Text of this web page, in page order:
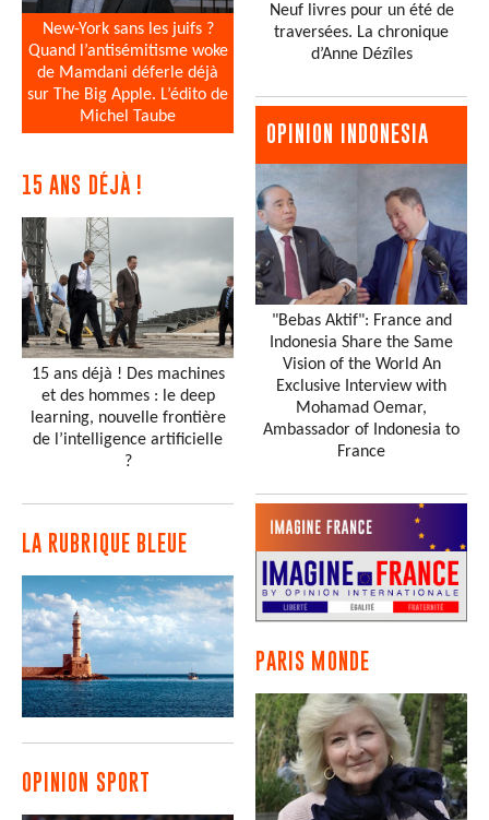
New-York sans les juifs ?
Quand l’antisémitisme woke
de Mamdani déferle déjà
sur The Big Apple. L’édito de
Michel Taube
15 ANS DÉJÀ !
15 ans déjà ! Des machines
et des hommes : le deep
learning, nouvelle frontière
de l’intelligence artificielle
?
LA RUBRIQUE BLEUE
OPINION SPORT
Neuf livres pour un été de
traversées. La chronique
d’Anne Dézîles
OPINION INDONESIA
"Bebas Aktif": France and
Indonesia Share the Same
Vision of the World An
Exclusive Interview with
Mohamad Oemar,
Ambassador of Indonesia to
France
PARIS MONDE